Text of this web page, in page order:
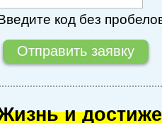
код без
и